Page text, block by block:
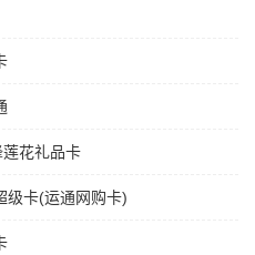
花礼品卡
级卡(运通网购卡)